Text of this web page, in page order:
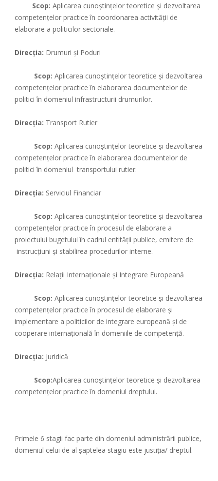
Scop: Aplicarea cunoştinţelor teoretice şi dezvoltarea
competenţelor practice în coordonarea activităţii de
elaborare a politicilor sectoriale.
Direcția: Drumuri și Poduri
Scop: Aplicarea cunoştinţelor teoretice şi dezvoltarea
competenţelor practice în elaborarea documentelor de
politici în domeniul infrastructurii drumurilor.
Direcția: Transport Rutier
Scop: Aplicarea cunoştinţelor teoretice şi dezvoltarea
competenţelor practice în elaborarea documentelor de
politici în domeniul transportului rutier.
Direcția: Serviciul Financiar
Scop: Aplicarea cunoştinţelor teoretice şi dezvoltarea
competenţelor practice în procesul de elaborare a
proiectului bugetului în cadrul entităţii publice, emitere de
instrucțiuni și stabilirea procedurilor interne.
Direcția: Relații Internaționale și Integrare Europeană
Scop: Aplicarea cunoştinţelor teoretice şi dezvoltarea
competenţelor practice în procesul de elaborare şi
implementare a politicilor de integrare europeană şi de
cooperare internaţională în domeniile de competenţă.
Direcția: Juridică
Scop:Aplicarea cunoştinţelor teoretice şi dezvoltarea
competenţelor practice în domeniul dreptului.
Primele 6 stagii fac parte din domeniul administrării publice,
domeniul celui de al șaptelea stagiu este justiția/ dreptul.